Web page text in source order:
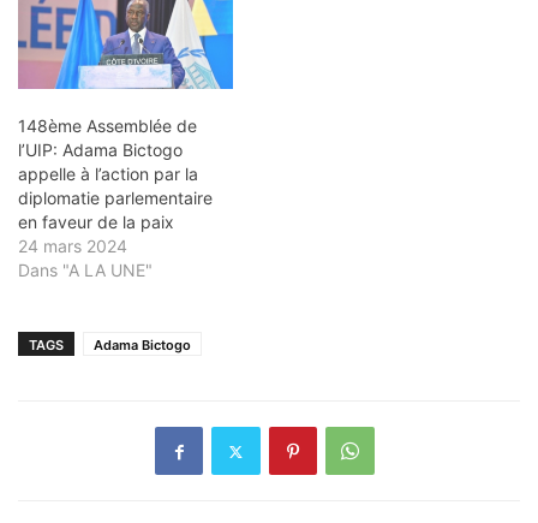
148ème Assemblée de
l’UIP: Adama Bictogo
appelle à l’action par la
diplomatie parlementaire
en faveur de la paix
24 mars 2024
Dans "A LA UNE"
TAGS Adama Bictogo